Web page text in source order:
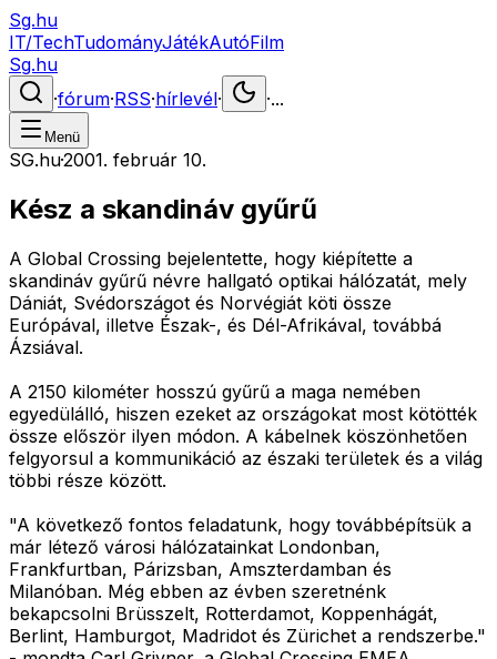
Sg.hu
IT/TechTudományJátékAutóFilm
Sg.hu
·fórum·RSS·hírlevél· ·...
Menü
SG.hu·2001. február 10.
Kész a skandináv gyűrű
A Global Crossing bejelentette, hogy kiépítette a
skandináv gyűrű névre hallgató optikai hálózatát, mely
Dániát, Svédországot és Norvégiát köti össze
Európával, illetve Észak-, és Dél-Afrikával, továbbá
Ázsiával.
A 2150 kilométer hosszú gyűrű a maga nemében
egyedülálló, hiszen ezeket az országokat most kötötték
össze először ilyen módon. A kábelnek köszönhetően
felgyorsul a kommunikáció az északi területek és a világ
többi része között.
"A következő fontos feladatunk, hogy továbbépítsük a
már létező városi hálózatainkat Londonban,
Frankfurtban, Párizsban, Amszterdamban és
Milanóban. Még ebben az évben szeretnénk
bekapcsolni Brüsszelt, Rotterdamot, Koppenhágát,
Berlint, Hamburgot, Madridot és Zürichet a rendszerbe."